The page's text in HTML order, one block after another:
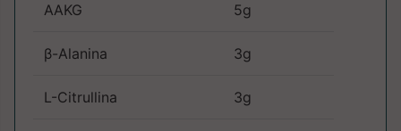
AAKG 5g
β-Alanina 3g
L-Citrullina 3g